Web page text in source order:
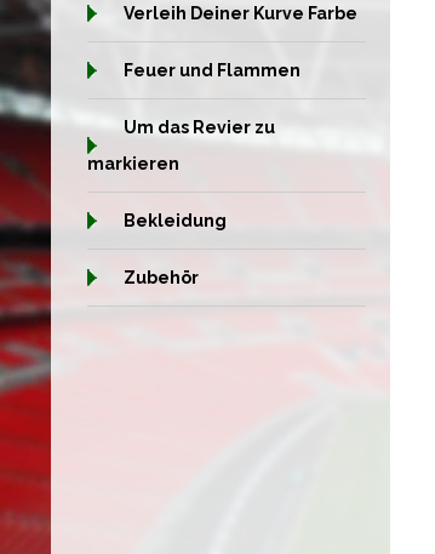
Verleih Deiner Kurve Farbe
Feuer und Flammen
Um das Revier zu
markieren
Bekleidung
Zubehör